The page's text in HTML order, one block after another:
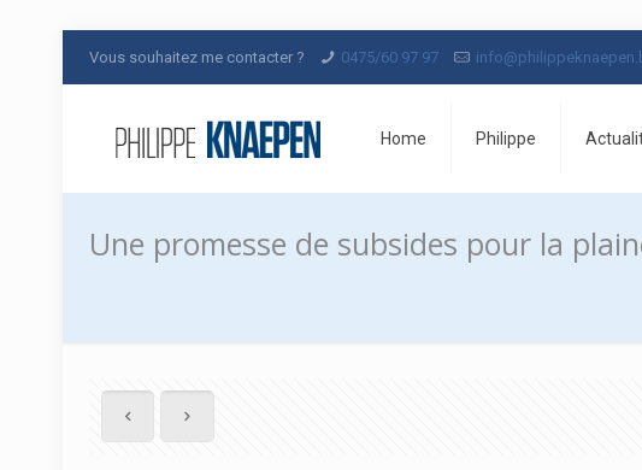
Vous souhaitez me contacter ? 0475/60 97 97
Home Philippe
Une promesse de subsides pour la